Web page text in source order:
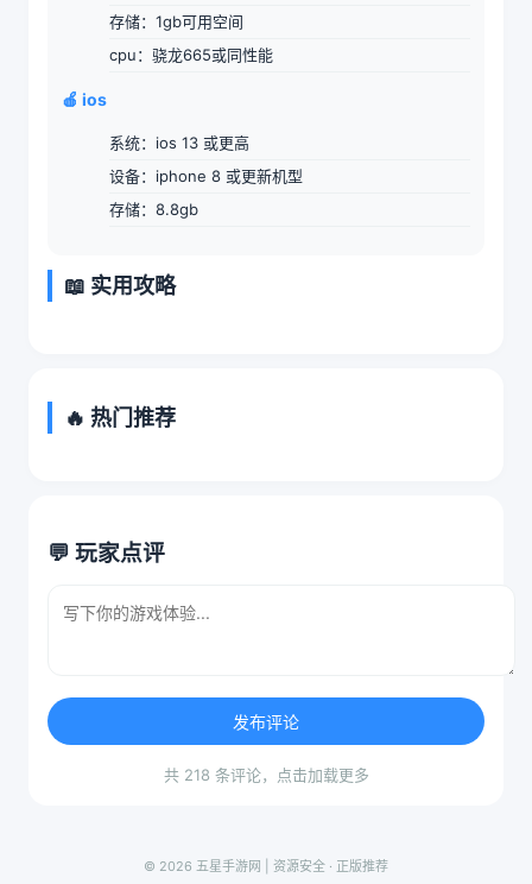
存储：1gb可用空间
cpu：骁龙665或同性能
🍎 ios
系统：ios 13 或更高
设备：iphone 8 或更新机型
存储：8.8gb
📖 实用攻略
🔥 热门推荐
💬 玩家点评
发布评论
共 218 条评论，点击加载更多
© 2026 五星手游网 | 资源安全 · 正版推荐